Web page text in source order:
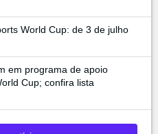
World Cup: de 3 de julho
em programa de apoio
Cup; confira lista